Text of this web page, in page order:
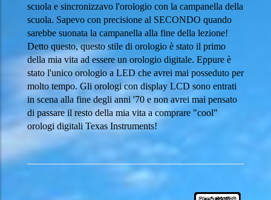
scuola e sincronizzavo l'orologio con la campanella della
scuola. Sapevo con precisione al SECONDO quando
sarebbe suonata la campanella alla fine della lezione!
Detto questo, questo stile di orologio è stato il primo
della mia vita ad essere un orologio digitale. Eppure è
stato l'unico orologio a LED che avrei mai posseduto per
molto tempo. Gli orologi con display LCD sono entrati
in scena alla fine degli anni '70 e non avrei mai pensato
di passare il resto della mia vita a comprare "cool"
orologi digitali Texas Instruments!